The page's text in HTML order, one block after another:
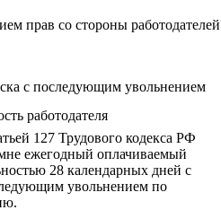
прав со стороны
с последующим увольнением
работодателя
127 Трудового кодекса РФ
ежегодный оплачиваемый
28 календарных дней с
увольнением по